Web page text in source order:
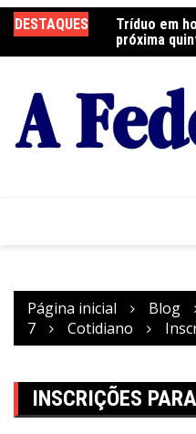
para
o
DESTAQUES
neste sábado
Tríduo em
próxima
Página inicial Blog
7
Cotidiano
INSCRIÇÕES